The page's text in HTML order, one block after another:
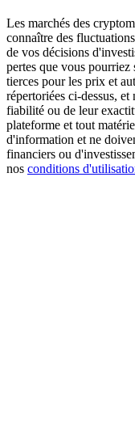
Precious Metals
Trade Gold &
USDT New User
USDT Flexible
Les marchés des
connaître des
de vos décisions
pertes que vous pourriez
tierces pour les prix et
répertoriées ci-dessus, et
fiabilité ou de leur
plateforme et tout
d'information et ne
financiers ou
nos conditions